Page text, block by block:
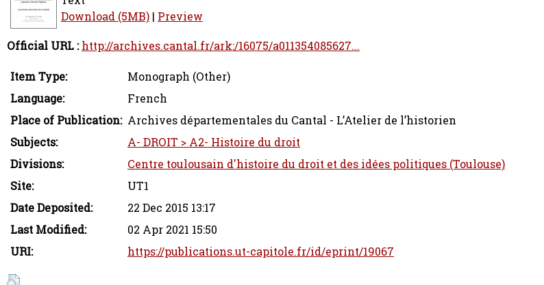
Download (5MB) | Preview
Official URL : http://archives.cantal.fr/ark:/16075/a011354085627...
Item Type:
Monograph (Other)
Language:
French
Place of Publication: Archives départementales du Cantal - L’Atelier de l’historien
Subjects:
A- DROIT > A2- Histoire du droit
Divisions:
Centre toulousain d'histoire du droit et des idées politiques (Toulouse)
Site:
UT1
Date Deposited:
22 Dec 2015 13:17
Last Modified:
02 Apr 2021 15:50
URI:
https://publications.ut-capitole.fr/id/eprint/19067